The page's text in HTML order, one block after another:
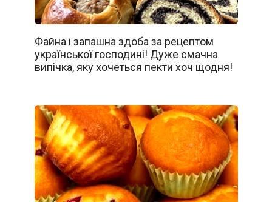
Файна і запашна здоба за рецептом
української господині! Дуже смачна
випічка, яку хочеться пекти хоч щодня!